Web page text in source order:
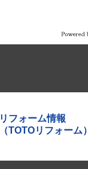
リフォーム情報
（TOTOリフォーム）